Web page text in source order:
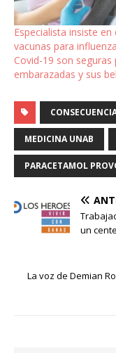
Especialista insiste en
vacunas para
Covid-19 son seguras
embarazadas y sus
MEDICINA UNAB
PARACETAMOL
un
La voz de Demian